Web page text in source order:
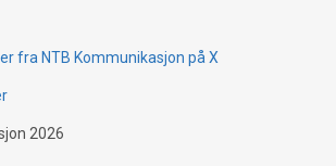
fra NTB Kommunikasjon på X
2026